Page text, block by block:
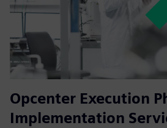
Opcenter Execution
Implementation